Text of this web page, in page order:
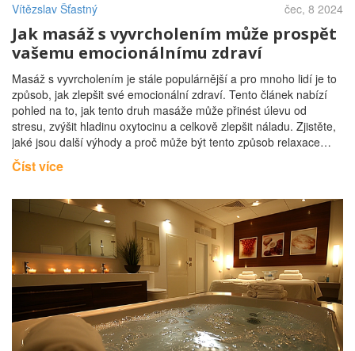
Vítězslav Šťastný čec, 8 2024
Jak masáž s vyvrcholením může prospět
vašemu emocionálnímu zdraví
Masáž s vyvrcholením je stále populárnější a pro mnoho lidí je to
způsob, jak zlepšit své emocionální zdraví. Tento článek nabízí
pohled na to, jak tento druh masáže může přinést úlevu od
stresu, zvýšit hladinu oxytocinu a celkově zlepšit náladu. Zjistěte,
jaké jsou další výhody a proč může být tento způsob relaxace
vhodný právě pro vás.
Číst více